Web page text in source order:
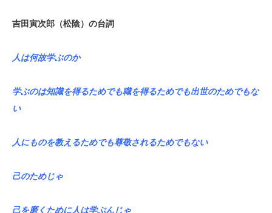
吉田寅次郎（松陰）の台詞
人は何故学ぶのか
学ぶのは知識を得るためでも職を得るためでも出世のためでもな
い
人にものを教えるためでも尊敬されるためでもない
己のためじゃ
己を磨くために人は学ぶんじゃ